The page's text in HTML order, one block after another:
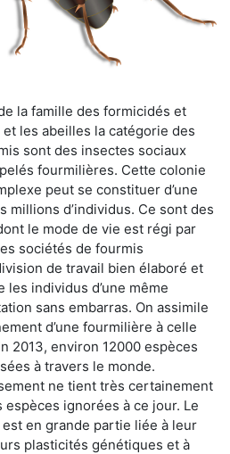
la famille des formicidés et
les abeilles la catégorie des
sont des insectes sociaux
fourmilières. Cette colonie
peut se constituer d’une
millions d’individus. Ce sont des
le mode de vie est régi par
sociétés de fourmis
de travail bien élaboré et
individus d’une même
sans embarras. On assimile
d’une fourmilière à celle
2013, environ 12000 espèces
à travers le monde.
ne tient très certainement
ignorées à ce jour. Le
en grande partie liée à leur
plasticités génétiques et à